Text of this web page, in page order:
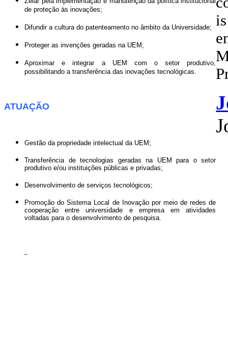
de proteção às inovações;
Difundir a cultura do patenteamento no âmbito da Universidade;
Proteger as invenções geradas na UEM;
Aproximar e integrar a UEM com o setor produtivo,
possibilitando a transferência das inovações tecnológicas.
ATUAÇÃO
Gestão da propriedade intelectual da UEM;
Transferência de tecnologias geradas na UEM para o setor
produtivo e/ou instituições públicas e privadas;
Desenvolvimento de serviços tecnológicos;
Promoção do Sistema Local de Inovação por meio de redes de
cooperação entre universidade e empresa em atividades
voltadas para o desenvolvimento de pesquisa.